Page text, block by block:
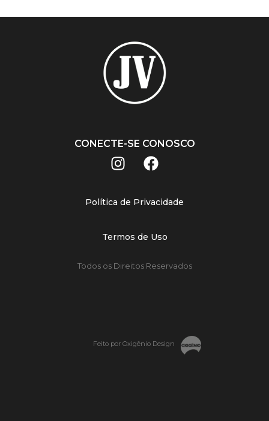
CONECTE-SE CONOSCO
Política de Privacidade
Termos de Uso
Todos os Direitos Reservados
Feito por Oxigênio Design